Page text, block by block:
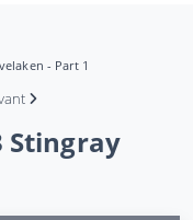
- Part 1
Stingray